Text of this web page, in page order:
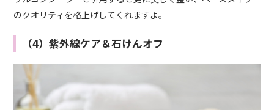
のクオリティを格上げしてくれますよ。
（4）紫外線ケア＆石けんオフ